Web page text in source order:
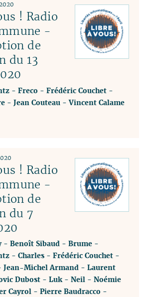
! Radio
-
de
du 13
-Freco -Frédéric Couchet -
-Jean Couteau -Vincent Calame
! Radio
-
de
du 7
-Benoît Sibaud -Brume -
-Charles -Frédéric Couchet -
Jean-Michel Armand -Laurent
Dubost -Luk-Neil -Noémie
Cayrol -Pierre Baudracco -